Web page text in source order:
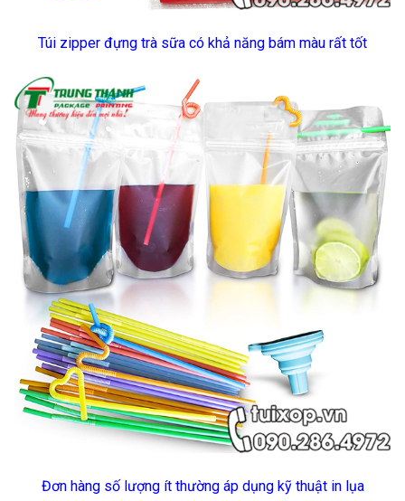
Túi zipper đựng trà sữa có khả năng bám màu rất tốt
Đơn hàng số lượng ít thường áp dụng kỹ thuật in lụa